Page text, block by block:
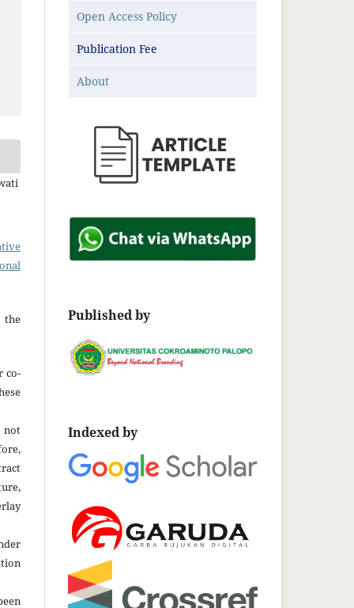
the
co-
not
Open Access Policy
Publication Fee
About
Published by
Indexed by